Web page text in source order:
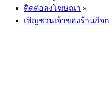
ติดต่อลงโฆษณา »
เชิญชวนเจ้าของร้านกิจ